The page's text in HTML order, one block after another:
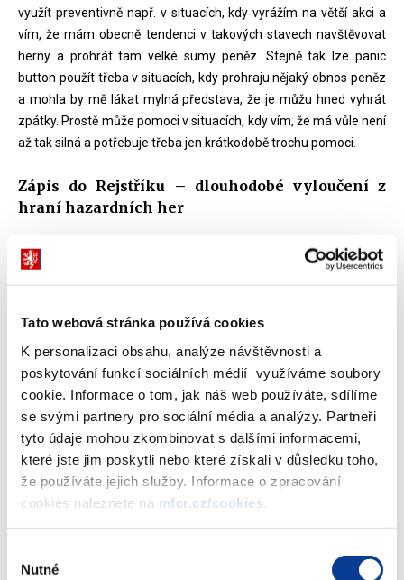
Tato webová stránka používá cookies
K personalizaci obsahu, analýze návštěvnosti a
poskytování funkcí sociálních médií využíváme soubory
cookie. Informace o tom, jak náš web používáte, sdílíme
se svými partnery pro sociální média a analýzy. Partneři
tyto údaje mohou zkombinovat s dalšími informacemi,
které jste jim poskytli nebo které získali v důsledku toho,
že používáte jejich služby. Informace o zpracování
cookies naleznete na mfcr.cz/cookies
souhlasu
Nutné
využít preventivně např. v situacích, kdy vyrážím na větší akci a
vím, že mám obecně tendenci v takových stavech navštěvovat
herny a prohrát tam velké sumy peněz. Stejně tak lze panic
button použít třeba v situacích, kdy prohraju nějaký obnos peněz
a mohla by mě lákat mylná představa, že je můžu hned vyhrát
zpátky. Prostě může pomoci v situacích, kdy vím, že má vůle není
až tak silná a potřebuje třeba jen krátkodobě trochu pomoci.
Zápis do Rejstříku – dlouhodobé vyloučení z
hraní hazardních her
např. ví, že už jej nemá pod kontrolou, může přímo v
herně/kasinu/ nebo i online sázkové kanceláři přímo ze svého
osob .
Žádost o zápis do Rejstříku lze podat pouze po přihlášení k
uživatelskému kontu. Provozovatel musí před podáním žádosti o
zápis do Rejstříku poučit hráče o důsledcích zápisu do Rejstříku -
zákazu pro zapsanou osobu vstoupit do herního prostoru,
zákazu založit uživatelské konto, zákazu vložit sázky do hry
hazardní hry prostřednictvím uživatelského konta, zákazu vložit
peněžní prostředky na uživatelské konto, o nemožnosti výmazu
se však uživatelské konto automaticky neruší. V případě, že si